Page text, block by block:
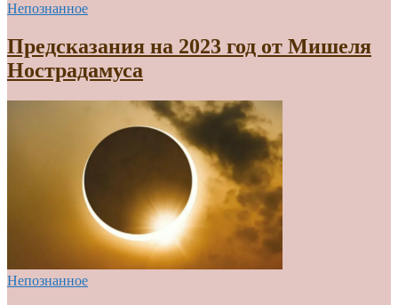
Непознанное
Предсказания на 2023 год от Мишеля
Нострадамуса
Непознанное